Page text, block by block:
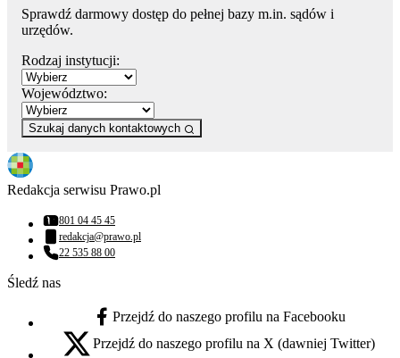
Sprawdź darmowy dostęp do pełnej bazy m.in. sądów i
urzędów.
Rodzaj instytucji:
Województwo:
Szukaj danych kontaktowych
Redakcja serwisu Prawo.pl
Numer telefonu:
801 04 45 45
Adres email:
redakcja@prawo.pl
Numer telefonu:
22 535 88 00
Śledź nas
facebook - otwiera się w nowej karcie
Przejdź do naszego profilu na Facebooku
x - otwiera się w nowej karcie
Przejdź do naszego profilu na X (dawniej Twitter)